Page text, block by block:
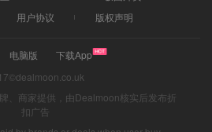
用户协议 版权声明
电脑版
下载App
、商家提供，由Dealmoon核实后发布折
扣广告